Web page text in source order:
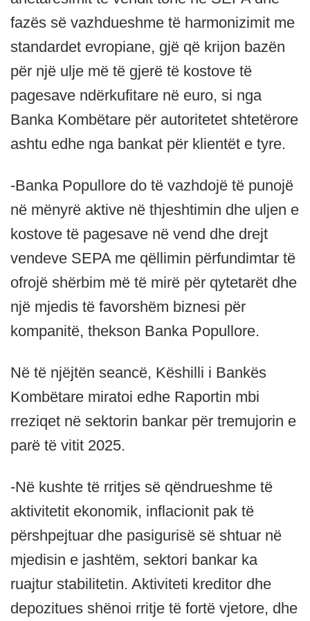
fazës së vazhdueshme të harmonizimit me
standardet evropiane, gjë që krijon bazën
për një ulje më të gjerë të kostove të
pagesave ndërkufitare në euro, si nga
Banka Kombëtare për autoritetet shtetërore
ashtu edhe nga bankat për klientët e tyre.
-Banka Popullore do të vazhdojë të punojë
në mënyrë aktive në thjeshtimin dhe uljen e
kostove të pagesave në vend dhe drejt
vendeve SEPA me qëllimin përfundimtar të
ofrojë shërbim më të mirë për qytetarët dhe
një mjedis të favorshëm biznesi për
kompanitë, thekson Banka Popullore.
Në të njëjtën seancë, Këshilli i Bankës
Kombëtare miratoi edhe Raportin mbi
rreziqet në sektorin bankar për tremujorin e
parë të vitit 2025.
-Në kushte të rritjes së qëndrueshme të
aktivitetit ekonomik, inflacionit pak të
përshpejtuar dhe pasigurisë së shtuar në
mjedisin e jashtëm, sektori bankar ka
ruajtur stabilitetin. Aktiviteti kreditor dhe
depozitues shënoi rritje të fortë vjetore, dhe